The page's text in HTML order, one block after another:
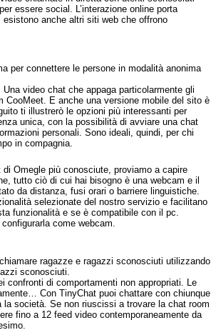
essere social. L’interazione online porta
anche altri siti web che offrono
per connettere le persone in modalità anonima
video chat che appaga particolarmente gli
E anche una versione mobile del sito è
ti illustrerò le opzioni più interessanti per
unica, con la possibilità di avviare una chat
personali. Sono ideali, quindi, per chi
in compagnia.
Omegle più conosciute, proviamo a capire
tutto ciò di cui hai bisogno è una webcam e il
da distanza, fusi orari o barriere linguistiche.
selezionate del nostro servizio e facilitano
funzionalità e se è compatibile con il pc.
come webcam.
ragazze e ragazzi sconosciuti utilizzando
sconosciuti.
confronti di comportamenti non appropriati. Le
Con TinyChat puoi chattare con chiunque
società. Se non riuscissi a trovare la chat room
fino a 12 feed video contemporaneamente da